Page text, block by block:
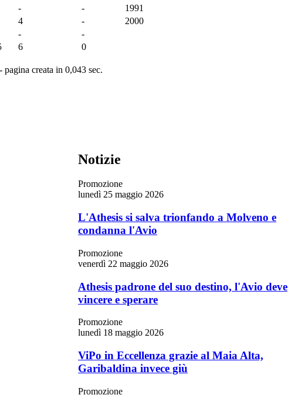
- -
1991
4 -
2000
-
-
6
0
creata in 0,043 sec.
Notizie
Promozione
lunedì 25 maggio 2026
L'Athesis si salva trionfando a Molveno e
condanna l'Avio
Promozione
venerdì 22 maggio 2026
Athesis padrone del suo destino, l'Avio deve
vincere e sperare
Promozione
lunedì 18 maggio 2026
ViPo in Eccellenza grazie al Maia Alta,
Garibaldina invece giù
Promozione